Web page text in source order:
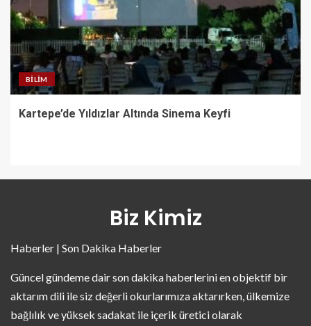
BILIM
Kartepe’de Yıldızlar Altında Sinema Keyfi
Biz Kimiz
Haberler | Son Dakika Haberler
Güncel gündeme dair son dakika haberlerini en objektif bir
aktarım dili ile siz değerli okurlarımıza aktarırken, ülkemize
bağlılık ve yüksek sadakat ile içerik üretici olarak